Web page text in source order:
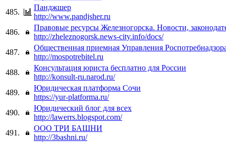
485.
Панджшер
http://www.pandjsher.ru
486.
Правовые ресурсы Железногорска. Новости,
http://zheleznogorsk.news-city.info/docs/
487.
Общественная приемная Управления
http://mospotrebitel.ru
488.
Консультация юриста бесплатно для России
http://konsult-ru.narod.ru/
489.
Юридическая платформа Сочи
https://yur-platforma.ru/
490.
Юридический блог для всех
http://lawerrs.blogspot.com/
491.
ООО ТРИ БАШНИ
http://3bashni.ru/